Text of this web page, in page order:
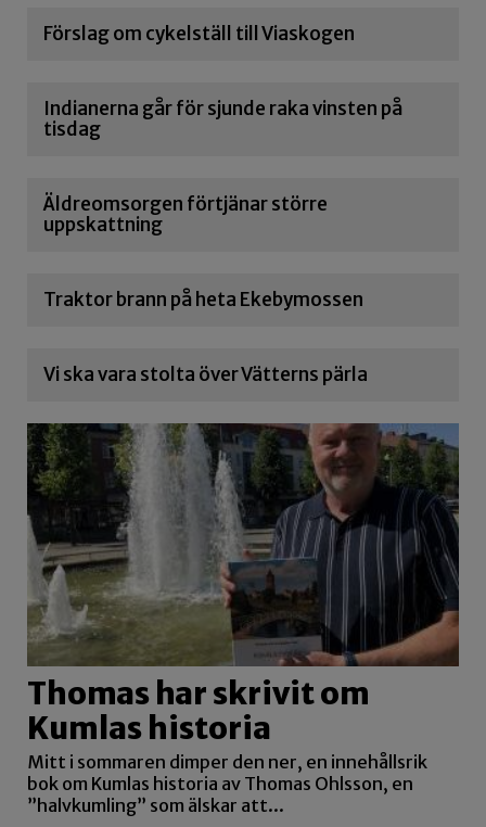
Förslag om cykelställ till Viaskogen
Indianerna går för sjunde raka vinsten på
tisdag
Äldreomsorgen förtjänar större
uppskattning
Traktor brann på heta Ekebymossen
Vi ska vara stolta över Vätterns pärla
Thomas har skrivit om
Kumlas historia
Mitt i sommaren dimper den ner, en innehållsrik
bok om Kumlas historia av Thomas Ohlsson, en
”halvkumling” som älskar att...